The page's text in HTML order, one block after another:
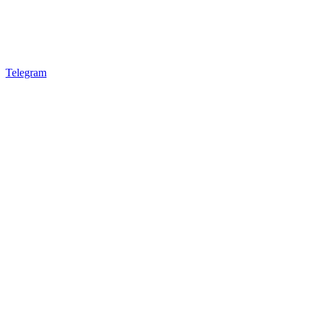
Telegram